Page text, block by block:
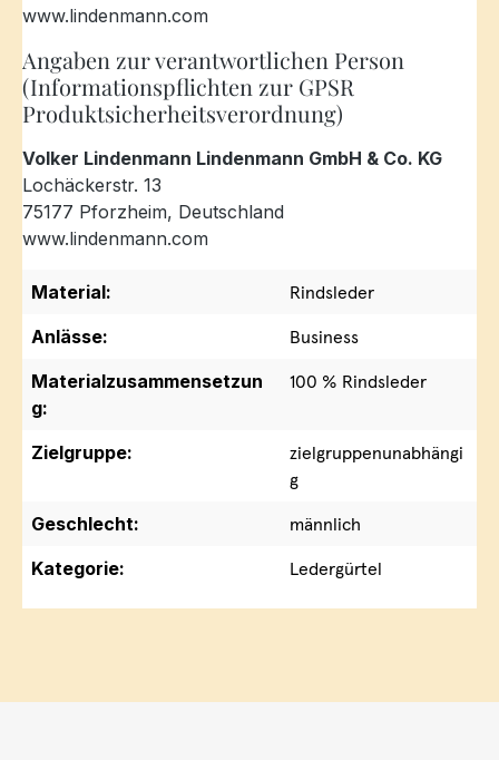
www.lindenmann.com
Angaben zur verantwortlichen Person
(Informationspflichten zur GPSR
Produktsicherheitsverordnung)
Volker Lindenmann Lindenmann GmbH & Co. KG
Lochäckerstr. 13
75177 Pforzheim, Deutschland
www.lindenmann.com
Material:
Rindsleder
Anlässe:
Business
Materialzusammensetzun
g:
100 % Rindsleder
Zielgruppe:
zielgruppenunabhängi
g
Geschlecht:
männlich
Kategorie:
Ledergürtel